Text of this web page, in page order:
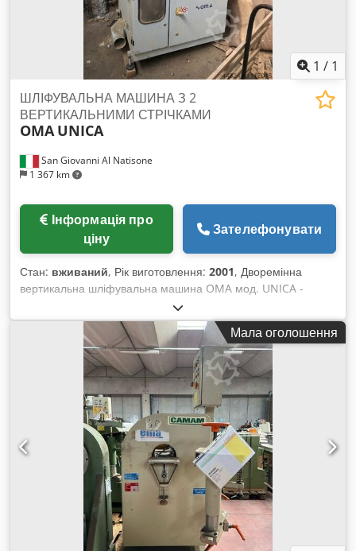
1 / 1
San Giovanni Al Natisone
1 367 km
ШЛІФУВАЛЬНА МАШИНА З 2
ВЕРТИКАЛЬНИМИ СТРІЧКАМИ
OMA UNICA
ціну
Зателефонувати
Стан: вживаний, Рік виготовлення: 2001, Дворемінна
вертикальна шліфувальна машина OMA мод. UNICA -
вживана - Поперечне шліфування з двох сторін прямих або
фігурних/зігнутих елементів - 2 двигуни стрічки для
шліфування по 7,5 к.с. кожен - 2 шліфувальні стрічки
3700x90 мм - Автоматична подача 4-20 м/хв - Мінімальна
довжина деталі 320 мм Cjdpfx Acjmxkr Deasha -
Максимальна висота деталі 130 мм - CE, рік виробництва
Мала оголошення